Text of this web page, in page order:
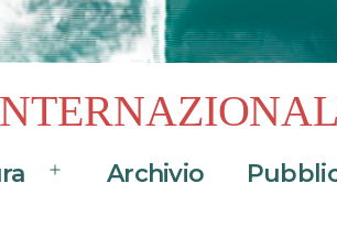
Apri
Archivio